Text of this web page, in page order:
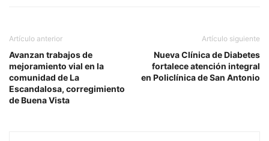
Artículo anterior
Avanzan trabajos de
mejoramiento vial en la
comunidad de La
Escandalosa, corregimiento
de Buena Vista
Artículo siguiente
Nueva Clínica de Diabetes
fortalece atención integral
en Policlínica de San Antonio